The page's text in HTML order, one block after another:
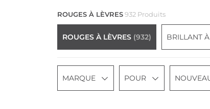
ROUGES À LÈVRES932 Produits
ROUGES À LÈVRES (932) BRILLANT
MARQUE POUR